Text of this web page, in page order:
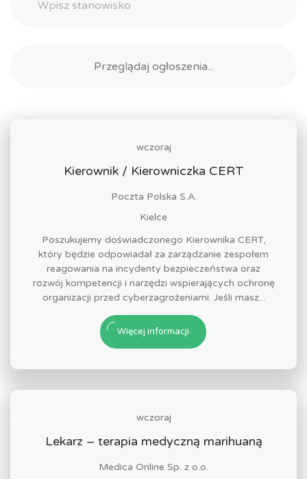
wczoraj
Kierownik / Kierowniczka CERT
Poczta Polska S.A.
Kielce
Poszukujemy doświadczonego Kierownika CERT,
który będzie odpowiadał za zarządzanie zespołem
reagowania na incydenty bezpieczeństwa oraz
rozwój kompetencji i narzędzi wspierających ochronę
organizacji przed cyberzagrożeniami. Jeśli masz...
Więcej informacji
wczoraj
Lekarz – terapia medyczną marihuaną
Medica Online Sp. z o.o.